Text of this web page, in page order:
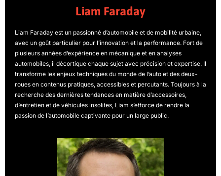
Liam Faraday
Liam Faraday est un passionné d’automobile et de mobilité urbaine,
avec un goût particulier pour l’innovation et la performance. Fort de
plusieurs années d’expérience en mécanique et en analyses
automobiles, il décortique chaque sujet avec précision et expertise. Il
transforme les enjeux techniques du monde de l’auto et des deux-
roues en contenus pratiques, accessibles et percutants. Toujours à la
recherche des dernières tendances en matière d’accessoires,
d’entretien et de véhicules insolites, Liam s’efforce de rendre la
passion de l’automobile captivante pour un large public.